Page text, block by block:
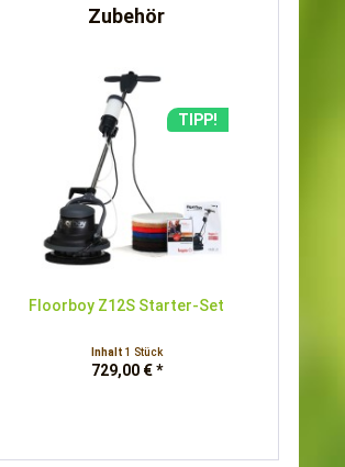
Zubehör
TIPP!
Floorboy Z12S Starter-Set
Inhalt 1 Stück
729,00 € *